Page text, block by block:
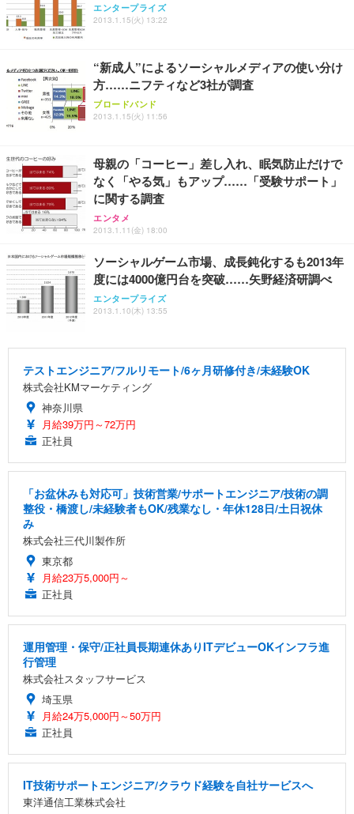
エンタープライズ
2013.1.15(火) 13:22
“新成人”によるソーシャルメディアの使い分け
方……ニフティなど3社が調査
ブロードバンド
2013.1.15(火) 11:56
母親の「コーヒー」差し入れ、眠気防止だけで
なく「やる気」もアップ……「受験サポート」
に関する調査
エンタメ
2013.1.11(金) 18:00
ソーシャルゲーム市場、成長鈍化するも2013年
度には4000億円台を突破……矢野経済研調べ
エンタープライズ
2013.1.10(木) 13:55
テストエンジニア/フルリモート/6ヶ月研修付き/未経験OK
株式会社KMマーケティング
神奈川県
月給39万円～72万円
正社員
「お盆休みも対応可」技術営業/サポートエンジニア/技術の調
整役・橋渡し/未経験者もOK/残業なし・年休128日/土日祝休
み
株式会社三代川製作所
東京都
月給23万5,000円～
正社員
運用管理・保守/正社員長期連休ありITデビューOKインフラ進
行管理
株式会社スタッフサービス
埼玉県
月給24万5,000円～50万円
正社員
IT技術サポートエンジニア/クラウド経験を自社サービスへ
東洋通信工業株式会社